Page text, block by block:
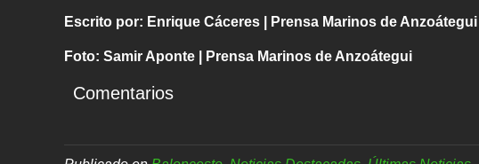
Escrito por: Enrique Cáceres | Prensa Marinos de Anzoátegui
Foto: Samir Aponte | Prensa Marinos de Anzoátegui
Comentarios